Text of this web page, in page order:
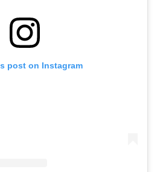
post on Instagram